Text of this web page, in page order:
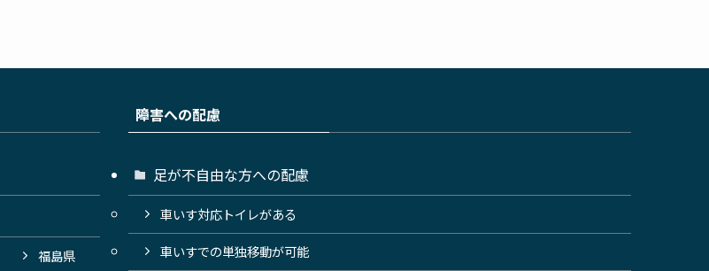
福島県
障害への配慮
足が不自由な方への配慮
車いす対応トイレがある
車いすでの単独移動が可能